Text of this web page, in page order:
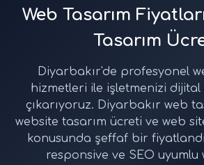
Web Tasarım
Tasarım
Diyarbakır'de profesyonel
hizmetleri ile işletmenizi
çıkarıyoruz. Diyarbakır web
website tasarım ücreti ve web
konusunda şeffaf bir
responsive ve SEO uyumlu